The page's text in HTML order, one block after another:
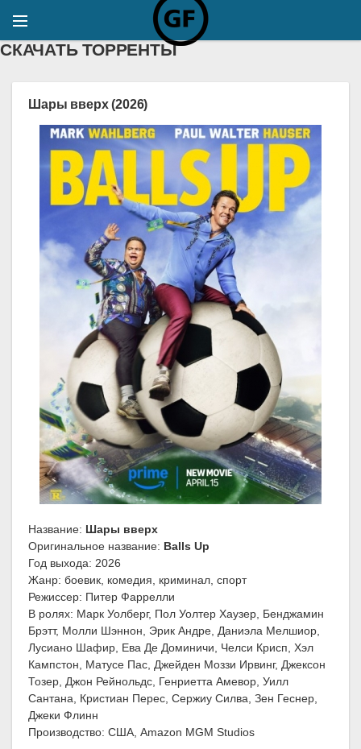
СКАЧАТЬ ТОРРЕНТЫ
Шары вверх (2026)
Название: Шары вверх
Оригинальное название: Balls Up
Год выхода: 2026
Жанр: боевик, комедия, криминал, спорт
Режиссер: Питер Фаррелли
В ролях: Марк Уолберг, Пол Уолтер Хаузер, Бенджамин
Брэтт, Молли Шэннон, Эрик Андре, Даниэла Мелшиор,
Лусиано Шафир, Ева Де Доминичи, Челси Крисп, Хэл
Кампстон, Матусе Пас, Джейден Моззи Ирвинг, Джексон
Тозер, Джон Рейнольдс, Генриетта Амевор, Уилл
Сантана, Кристиан Перес, Сержиу Силва, Зен Геснер,
Джеки Флинн
Производство: США, Amazon MGM Studios